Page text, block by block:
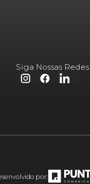
Siga Nossas Redes
por: